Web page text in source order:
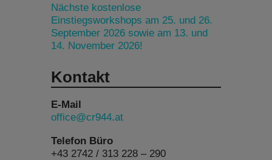
Nächste kostenlose
Einstiegsworkshops am 25. und 26.
September 2026 sowie am 13. und
14. November 2026!
Kontakt
E-Mail
office@cr944.at
Telefon Büro
+43 2742 / 313 228 – 290